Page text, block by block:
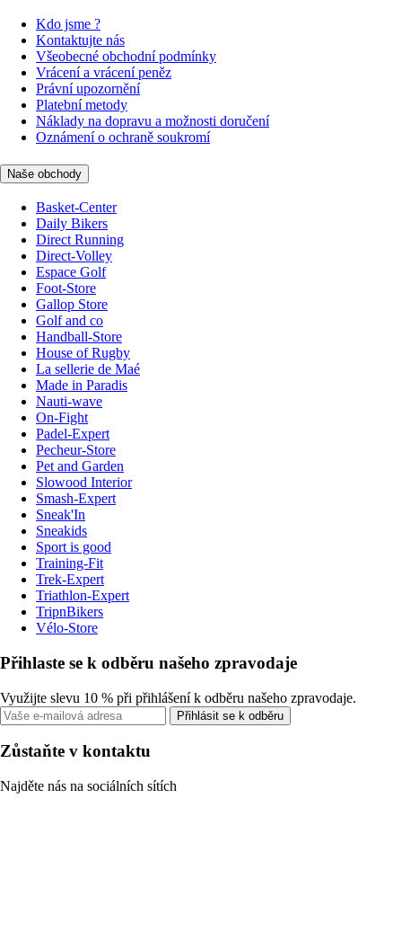
Kdo jsme ?
Kontaktujte nás
Všeobecné obchodní podmínky
Vrácení a vrácení peněz
Právní upozornění
Platební metody
Náklady na dopravu a možnosti doručení
Oznámení o ochraně soukromí
Naše obchody
Basket-Center
Daily Bikers
Direct Running
Direct-Volley
Espace Golf
Foot-Store
Gallop Store
Golf and co
Handball-Store
House of Rugby
La sellerie de Maé
Made in Paradis
Nauti-wave
On-Fight
Padel-Expert
Pecheur-Store
Pet and Garden
Slowood Interior
Smash-Expert
Sneak'In
Sneakids
Sport is good
Training-Fit
Trek-Expert
Triathlon-Expert
TripnBikers
Vélo-Store
Přihlaste se k odběru našeho zpravodaje
Využijte slevu 10 % při přihlášení k odběru našeho zpravodaje.
Přihlásit se k odběru
Zůstaňte v kontaktu
Najděte nás na sociálních sítích